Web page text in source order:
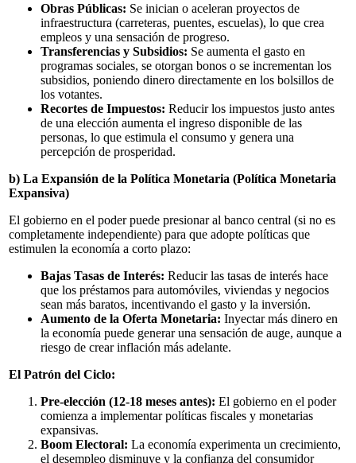
Obras Públicas: Se inician o aceleran proyectos de
infraestructura (carreteras, puentes, escuelas), lo que crea
empleos y una sensación de progreso.
Transferencias y Subsidios: Se aumenta el gasto en
programas sociales, se otorgan bonos o se incrementan los
subsidios, poniendo dinero directamente en los bolsillos de
los votantes.
Recortes de Impuestos: Reducir los impuestos justo antes
de una elección aumenta el ingreso disponible de las
personas, lo que estimula el consumo y genera una
percepción de prosperidad.
b) La Expansión de la Política Monetaria (Política Monetaria
Expansiva)
El gobierno en el poder puede presionar al banco central (si no es
completamente independiente) para que adopte políticas que
estimulen la economía a corto plazo:
Bajas Tasas de Interés: Reducir las tasas de interés hace
que los préstamos para automóviles, viviendas y negocios
sean más baratos, incentivando el gasto y la inversión.
Aumento de la Oferta Monetaria: Inyectar más dinero en
la economía puede generar una sensación de auge, aunque a
riesgo de crear inflación más adelante.
El Patrón del Ciclo:
Pre-elección (12-18 meses antes): El gobierno en el poder
comienza a implementar políticas fiscales y monetarias
expansivas.
Boom Electoral: La economía experimenta un crecimiento,
el desempleo disminuye y la confianza del consumidor